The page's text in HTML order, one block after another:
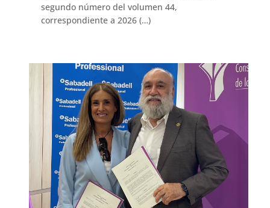
segundo número del volumen 44,
correspondiente a 2026 (…)